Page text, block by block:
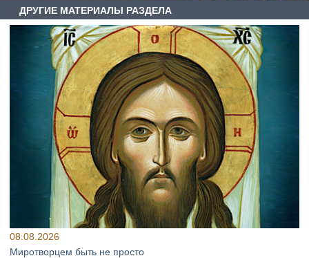
ДРУГИЕ МАТЕРИАЛЫ РАЗДЕЛА
08.08.2026
Миротворцем быть не просто